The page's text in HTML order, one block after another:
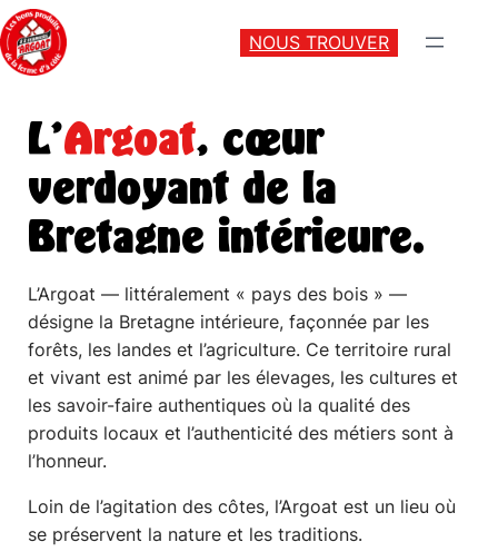
NOUS TROUVER
L’Argoat, cœur
verdoyant de la
Bretagne intérieure.
L’Argoat — littéralement « pays des bois » —
désigne la Bretagne intérieure, façonnée par les
forêts, les landes et l’agriculture. Ce territoire rural
et vivant est animé par les élevages, les cultures et
les savoir-faire authentiques où la qualité des
produits locaux et l’authenticité des métiers sont à
l’honneur.
Loin de l’agitation des côtes, l’Argoat est un lieu où
se préservent la nature et les traditions.